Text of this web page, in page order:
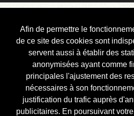
Afin de permettre le
de ce site des cookies sont
servent aussi à établir des
anonymisées ayant comme
principales l'ajustement des
nécessaires à son
justification du trafic auprès
publicitaires. En poursuivant
Courbis, « LE »
Blog Officiel
Bienvenue
Réalisations
Divers (et d’été)